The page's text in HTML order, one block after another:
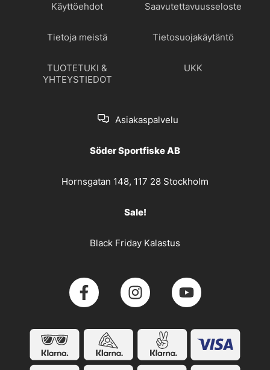
Käyttöehdot Saavutettavuusseloste
Tietoja meistä Tietosuojakäytäntö
TUOTETUKI &
YHTEYSTIEDOT
UKK
Asiakaspalvelu
Söder Sportfiske AB
Hornsgatan 148, 117 28 Stockholm
Sale!
Black Friday Kalastus